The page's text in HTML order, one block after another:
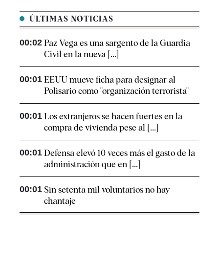
ÚLTIMAS NOTICIAS
00:02 Paz Vega es una sargento de la Guardia
Civil en la nueva [...]
00:01 EEUU mueve ficha para designar al
Polisario como "organización terrorista"
00:01 Los extranjeros se hacen fuertes en la
compra de vivienda pese al [...]
00:01 Defensa elevó 10 veces más el gasto de la
administración que en [...]
00:01 Sin setenta mil voluntarios no hay
chantaje